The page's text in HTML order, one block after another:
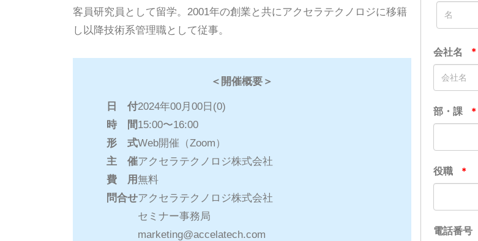
客員研究員として留学。2001年の創業と共にアクセラテクノロジに移籍
し以降技術系管理職として従事。
＜開催概要＞
日 付2024年00月00日(0)
時 間15:00〜16:00
形 式Web開催（Zoom）
主 催アクセラテクノロジ株式会社
費 用無料
問合せアクセラテクノロジ株式会社
セミナー事務局
marketing@accelatech.com